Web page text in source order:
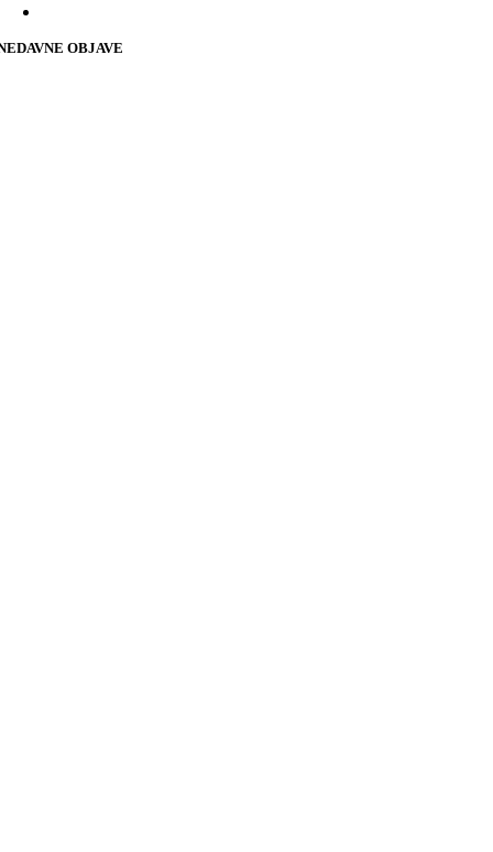
OBJAVE